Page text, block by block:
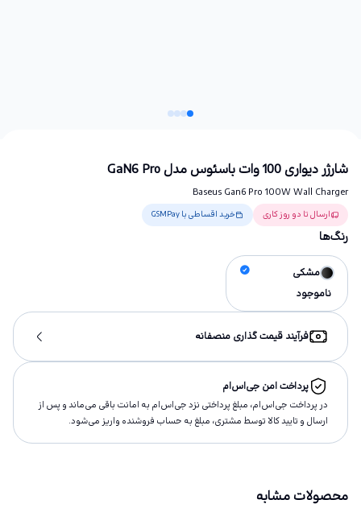
شارژر دیواری 100 وات باسئوس مدل GaN6 Pro
Baseus Gan6 Pro 100W Wall Charger
ارسال تا دو روز کاری خرید اقساطی با GSMPay
رنگ‌ها
مشکی
ناموجود
فرآیند قیمت گذاری منصفانه
پرداخت امن جی‌اس‌ام
در پرداخت جی‌اس‌ام، مبلغ پرداختى نزد جی‌اس‌ام به امانت باقى مى‌ماند و پس از
ارسال و تاييد كالا توسط مشتری، مبلغ به حساب فروشنده واريز مى‌شود.
محصولات مشابه